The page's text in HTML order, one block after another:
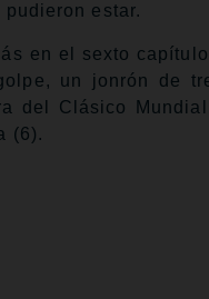
estar.
en el sexto
un jonrón de
del Clásico
(6).